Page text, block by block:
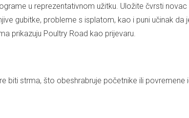
u reprezentativnom užitku. Uložite čvrsti
gubitke, probleme s isplatom, kao i puni učinak
prikazuju Poultry Road kao prijevaru.
biti strma, što obeshrabruje početnike ili